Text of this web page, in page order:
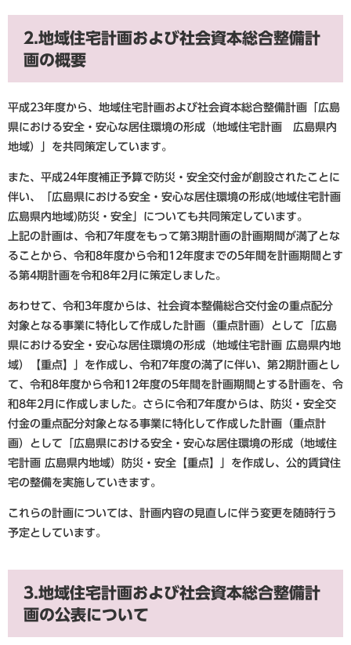
2.地域住宅計画および社会資本総合整備計
画の概要
平成23年度から、地域住宅計画および社会資本総合整備計画「広島
県における安全・安心な居住環境の形成（地域住宅計画 広島県内
地域）」を共同策定しています。
また、平成24年度補正予算で防災・安全交付金が創設されたことに
伴い、「広島県における安全・安心な居住環境の形成(地域住宅計画
広島県内地域)防災・安全」についても共同策定しています。
上記の計画は、令和7年度をもって第3期計画の計画期間が満了とな
ることから、令和8年度から令和12年度までの5年間を計画期間とす
る第4期計画を令和8年2月に策定しました。
あわせて、令和3年度からは、社会資本整備総合交付金の重点配分
対象となる事業に特化して作成した計画（重点計画）として「広島
県における安全・安心な居住環境の形成（地域住宅計画 広島県内地
域）【重点】」を作成し、令和7年度の満了に伴い、第2期計画とし
て、令和8年度から令和12年度の5年間を計画期間とする計画を、令
和8年2月に作成しました。さらに令和7年度からは、防災・安全交
付金の重点配分対象となる事業に特化して作成した計画（重点計
画）として「広島県における安全・安心な居住環境の形成（地域住
宅計画 広島県内地域）防災・安全【重点】」を作成し、公的賃貸住
宅の整備を実施していきます。
これらの計画については、計画内容の見直しに伴う変更を随時行う
予定としています。
3.地域住宅計画および社会資本総合整備計
画の公表について